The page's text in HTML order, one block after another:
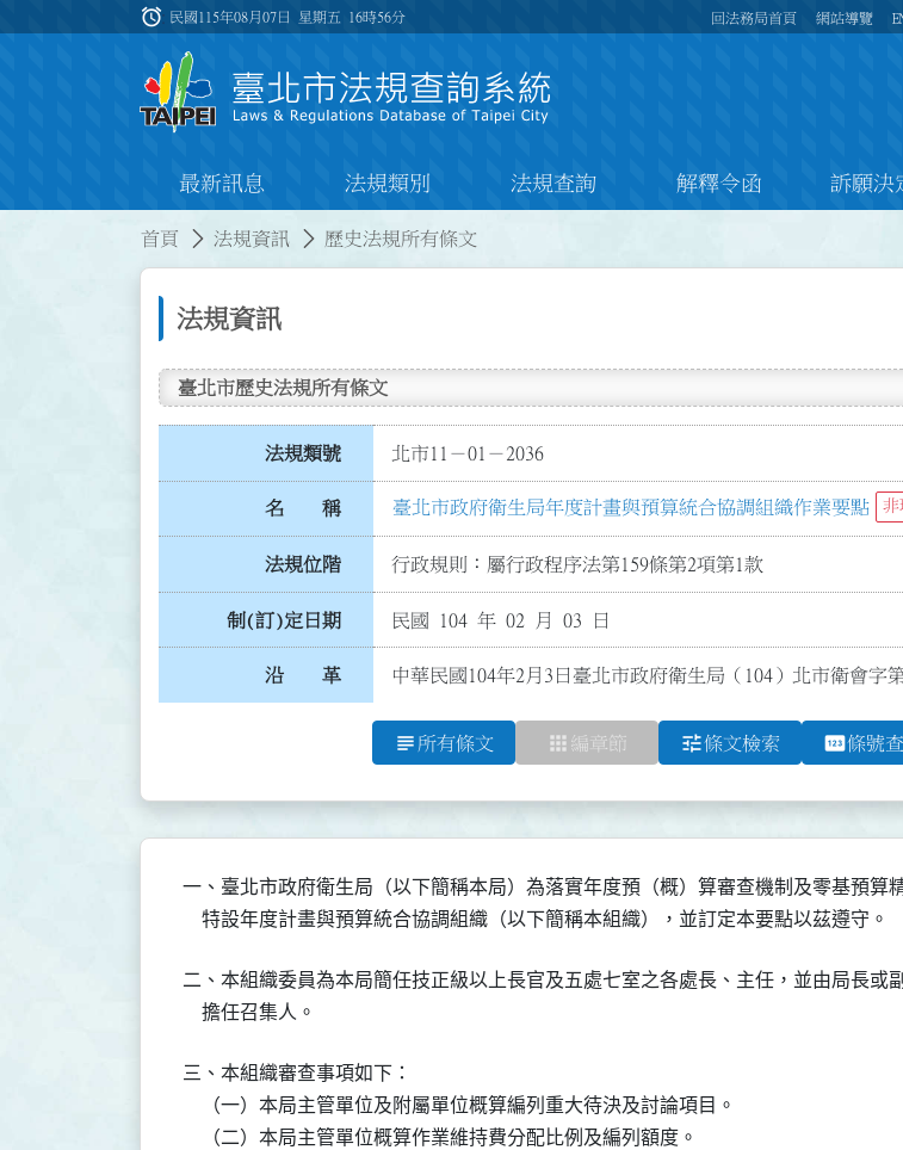
:::
alarm 民國115年08月07日 星期五 16時56分 回法務局首頁 網站導覽
最新訊息 法規類別 法規查詢 解釋令函 訴願決
首頁 法規資訊 歷史法規所有條文
法規資訊
臺北市歷史法規所有條文
法規類號 北市11－01－2036
名 稱 臺北市政府衛生局年度計畫與預算統合協調組織作業要點 非
法規位階 行政規則：屬行政程序法第159條第2項第1款
制(訂)定日期 民國 104 年 02 月 03 日
沿 革 中華民國104年2月3日臺北市政府衛生局（104）北市衛會字
subject 所有條文 apps 編章節 tune條文檢索 pin條號
一、臺北市政府衛生局（以下簡稱本局）為落實年度預（概）算審查機制及零基預算
    特設年度計畫與預算統合協調組織（以下簡稱本組織），並訂定本要點以茲遵守。
二、本組織委員為本局簡任技正級以上長官及五處七室之各處長、主任，並由局長或
    擔任召集人。
三、本組織審查事項如下：
    （一）本局主管單位及附屬單位概算編列重大待決及討論項目。
    （二）本局主管單位概算作業維持費分配比例及編列額度。